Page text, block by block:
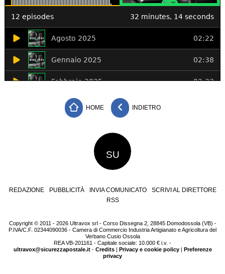
HOME INDIETRO
SU
REDAZIONE PUBBLICITÀ INVIA COMUNICATO
SCRIVI AL DIRETTORE
RSS
Copyright © 2011 - 2026 Ultravox srl - Corso Dissegna 2, 28845 Domodossola (VB) -
P.IVA/C.F. 02344090036 - Camera di Commercio Industria Artigianato e Agricoltura del
Verbano Cusio Ossola
REA VB-201161 - Capitale sociale: 10.000 € i.v. -
ultravox@sicurezzapostale.it- Credits| Privacy e cookie policy| Preferenze
privacy